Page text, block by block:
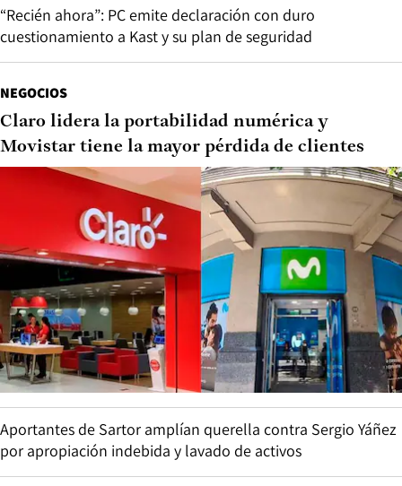
“Recién ahora”: PC emite declaración con duro
cuestionamiento a Kast y su plan de seguridad
NEGOCIOS
Claro lidera la portabilidad numérica y
Movistar tiene la mayor pérdida de clientes
Aportantes de Sartor amplían querella contra Sergio Yáñez
por apropiación indebida y lavado de activos